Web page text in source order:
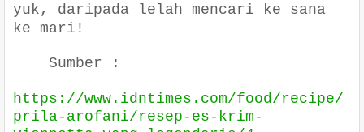
yuk, daripada lelah mencari ke sana
ke mari!
Sumber :
https://www.idntimes.com/food/recipe/
prila-arofani/resep-es-krim-